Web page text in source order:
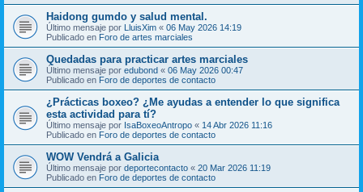
Haidong gumdo y salud mental.
Último mensaje por LluisXim « 06 May 2026 14:19
Publicado en Foro de artes marciales
Quedadas para practicar artes marciales
Último mensaje por edubond « 06 May 2026 00:47
Publicado en Foro de deportes de contacto
¿Prácticas boxeo? ¿Me ayudas a entender lo que significa
esta actividad para tí?
Último mensaje por IsaBoxeoAntropo « 14 Abr 2026 11:16
Publicado en Foro de deportes de contacto
WOW Vendrá a Galicia
Último mensaje por deportecontacto « 20 Mar 2026 11:19
Publicado en Foro de deportes de contacto